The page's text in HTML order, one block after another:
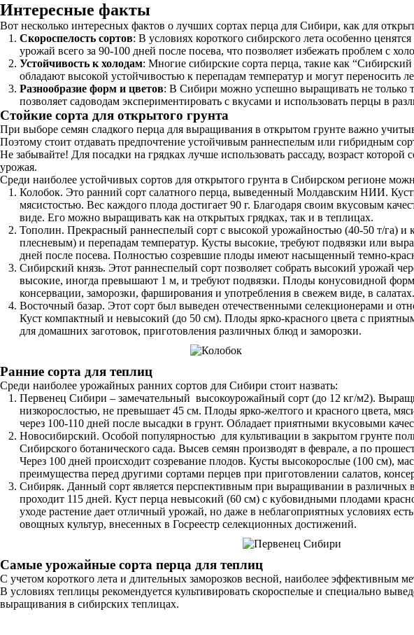
Интересные факты
Вот несколько интересных фактов о лучших сортах перца для Сибири, как для
Скороспелость сортов: В условиях короткого сибирского лета особенно
урожай всего за 90-100 дней после посева, что позволяет избежать проблем с
Устойчивость к холодам: Многие сибирские сорта перца, такие как
обладают высокой устойчивостью к перепадам температур и могут переносить
Разнообразие форм и цветов: В Сибири можно успешно выращивать не только
позволяет садоводам экспериментировать с вкусами и использовать перцы в
Стойкие сорта для открытого грунта
При выборе семян сладкого перца для выращивания в открытом грунте важно
Поэтому стоит отдавать предпочтение устойчивым раннеспелым или гибридным
Не забывайте! Для посадки на грядках лучше использовать рассаду, возраст
урожая.
Среди наиболее устойчивых сортов для открытого грунта в Сибирском регионе
Колобок. Это ранний сорт салатного перца, выведенный Молдавским НИИ.
мясистостью. Вес каждого плода достигает 90 г. Благодаря своим вкусовым
виде. Его можно выращивать как на открытых грядках, так и в теплицах.
Тополин. Прекрасный раннеспелый сорт с высокой урожайностью (40-50 т/га)
плесневым) и перепадам температур. Кусты высокие, требуют подвязки или
дней после посева. Полностью созревшие плоды имеют насыщенный темно-
Сибирский князь. Этот раннеспелый сорт позволяет собрать высокий урожай
высокие, иногда превышают 1 м, и требуют подвязки. Плоды конусовидной
консервации, заморозки, фарширования и употребления в свежем виде, в салатах.
Восточный базар. Этот сорт был выведен отечественными селекционерами и
Куст компактный и невысокий (до 50 см). Плоды ярко-красного цвета с
для домашних заготовок, приготовления различных блюд и заморозки.
Ранние сорта для теплиц
Среди наиболее урожайных ранних сортов для Сибири стоит назвать:
Первенец Сибири – замечательный высокоурожайный сорт (до 12 кг/м2).
низкорослостью, не превышает 45 см. Плоды ярко-желтого и красного цвета,
через 100-110 дней после высадки в грунт. Обладает приятными вкусовыми
Новосибирский. Особой популярностью для культивации в закрытом грунте
Сибирского ботанического сада. Высев семян производят в феврале, а по
Через 100 дней происходит созревание плодов. Кусты высокорослые (100 см),
преимущества перед другими сортами перцев при приготовлении салатов,
Сибиряк. Данный сорт является перспективным при выращивании в различных
проходит 115 дней. Куст перца невысокий (60 см) с кубовидными плодами
уходе растение дает отличный урожай, но даже в неблагоприятных условиях
овощных культур, внесенных в Госреестр селекционных достижений.
Самые урожайные сорта перца для теплиц
С учетом короткого лета и длительных заморозков весной, наиболее эффективным
В условиях теплицы рекомендуется культивировать скороспелые и специально
выращивания в сибирских теплицах.